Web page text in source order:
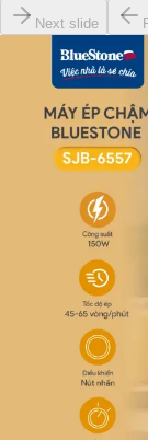
Next slide